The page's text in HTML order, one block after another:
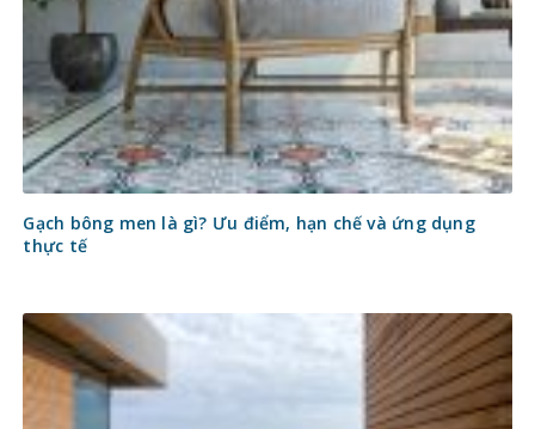
Gạch bông men là gì? Ưu điểm, hạn chế và ứng dụng
thực tế